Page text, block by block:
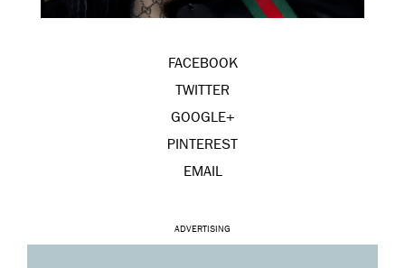
FACEBOOK
TWITTER
GOOGLE+
PINTEREST
EMAIL
ADVERTISING